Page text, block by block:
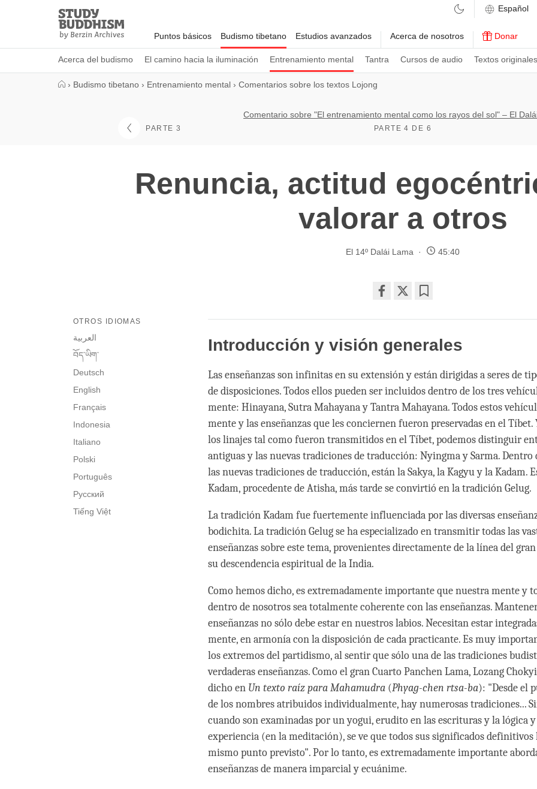
Study
Buddhism
Home
Puntos básicos Budismo tibetano
Acerca del budismo El camino hacia la iluminación Entrenamiento mental Tantra Cursos de audio Textos originales
Estudios avanzados Acerca de nosotros Donar
› Budismo tibetano › Entrenamiento mental › Comentarios sobre los textos Lojong
PARTE 3
Comentario sobre "El entrenamiento mental como los rayos del sol" – El
PARTE 4 DE 6
Renuncia, actitud
valorar a otros
El 14º Dalái Lama 45:40
on
facebook
OTROS IDIOMAS
العربية
བོད་ཡིག་
Deutsch
English
Français
Indonesia
Italiano
Polski
Português
Русский
Tiếng Việt
Introducción y visión generales
Las enseñanzas son infinitas en su extensión y están dirigidas a seres de
de disposiciones. Todos ellos pueden ser incluidos dentro de los tres
mente: Hinayana, Sutra Mahayana y Tantra Mahayana. Todos estos
mente y las enseñanzas que les conciernen fueron preservadas en el Tíbet.
los linajes tal como fueron transmitidos en el Tíbet, podemos distinguir
antiguas y las nuevas tradiciones de traducción: Nyingma y Sarma. Dentro
las nuevas tradiciones de traducción, están la Sakya, la Kagyu y la Kadam.
Kadam, procedente de Atisha, más tarde se convirtió en la tradición Gelug.
La tradición Kadam fue fuertemente influenciada por las diversas
bodichita. La tradición Gelug se ha especializado en transmitir todas las
enseñanzas sobre este tema, provenientes directamente de la línea del
su descendencia espiritual de la India.
Como hemos dicho, es extremadamente importante que nuestra mente y
dentro de nosotros sea totalmente coherente con las enseñanzas.
enseñanzas no sólo debe estar en nuestros labios. Necesitan estar
mente, en armonía con la disposición de cada practicante. Es muy
los extremos del partidismo, al sentir que sólo una de las tradiciones
verdaderas enseñanzas. Como el gran Cuarto Panchen Lama, Lozang
dicho en Un texto raíz para Mahamudra (Phyag-chen rtsa-ba): "Desde el
de los nombres atribuidos individualmente, hay numerosas tradiciones...
cuando son examinadas por un yogui, erudito en las escrituras y la lógica
experiencia (en la meditación), se ve que todos sus significados definitivos
mismo punto previsto". Por lo tanto, es extremadamente importante
enseñanzas de manera imparcial y ecuánime.